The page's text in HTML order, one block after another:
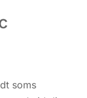
soms